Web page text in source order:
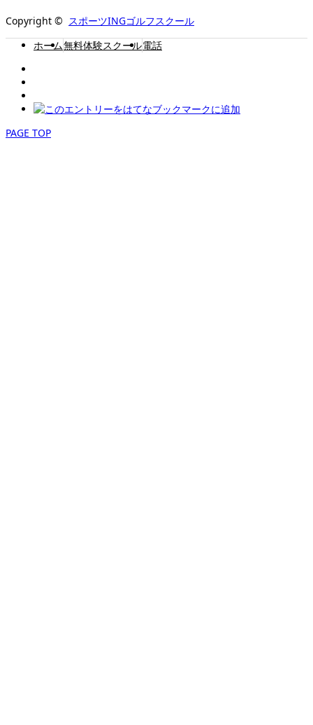
Copyright © スポーツINGゴルフスクール
ホーム無料体験スクール電話
PAGE TOP